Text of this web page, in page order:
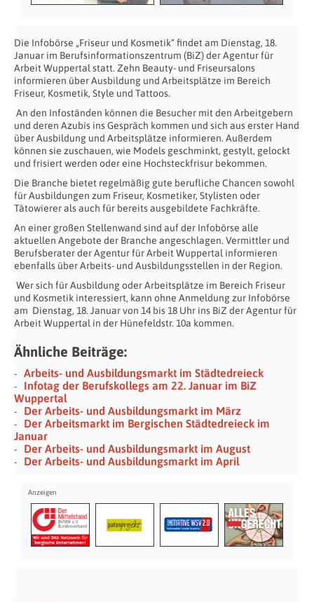
Die Infobörse „Friseur und Kosmetik“ findet am Dienstag, 18.
Januar im Berufsinformationszentrum (BiZ) der Agentur für
Arbeit Wuppertal statt. Zehn Beauty- und Friseursalons
informieren über Ausbildung und Arbeitsplätze im Bereich
Friseur, Kosmetik, Style und Tattoos.
An den Infoständen können die Besucher mit den Arbeitgebern
und deren Azubis ins Gespräch kommen und sich aus erster Hand
über Ausbildung und Arbeitsplätze informieren. Außerdem
können sie zuschauen, wie Models geschminkt, gestylt, gelockt
und frisiert werden oder eine Hochsteckfrisur bekommen.
Die Branche bietet regelmäßig gute berufliche Chancen sowohl
für Ausbildungen zum Friseur, Kosmetiker, Stylisten oder
Tätowierer als auch für bereits ausgebildete Fachkräfte.
An einer großen Stellenwand sind auf der Infobörse alle
aktuellen Angebote der Branche angeschlagen. Vermittler und
Berufsberater der Agentur für Arbeit Wuppertal informieren
ebenfalls über Arbeits- und Ausbildungsstellen in der Region.
Wer sich für Ausbildung oder Arbeitsplätze im Bereich Friseur
und Kosmetik interessiert, kann ohne Anmeldung zur Infobörse
am Dienstag, 18. Januar von 14 bis 18 Uhr ins BiZ der Agentur für
Arbeit Wuppertal in der Hünefeldstr. 10a kommen.
Ähnliche Beiträge:
Arbeits- und Ausbildungsmarkt im Städtedreieck
Infotag der Berufskollegs am 22. Januar im BiZ
Wuppertal
Der Arbeits- und Ausbildungsmarkt im März
Der Arbeitsmarkt im Bergischen Städtedreieck im
Januar
Der Arbeits- und Ausbildungsmarkt im August
Der Arbeits- und Ausbildungsmarkt im April